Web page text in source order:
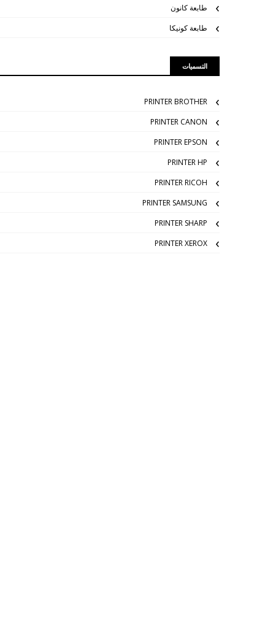
طابعة كانون
طابعة كونيكا
التسميات
PRINTER BROTHER
PRINTER CANON
PRINTER EPSON
PRINTER HP
PRINTER RICOH
PRINTER SAMSUNG
PRINTER SHARP
PRINTER XEROX